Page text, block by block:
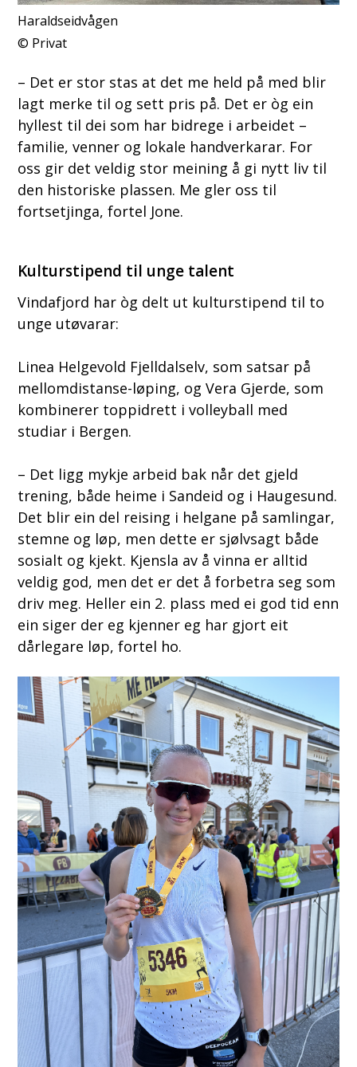
Haraldseidvågen
Privat
– Det er stor stas at det me held på med blir
lagt merke til og sett pris på. Det er òg ein
hyllest til dei som har bidrege i arbeidet –
familie, venner og lokale handverkarar. For
oss gir det veldig stor meining å gi nytt liv til
den historiske plassen. Me gler oss til
fortsetjinga, fortel Jone.
Kulturstipend til unge talent
Vindafjord har òg delt ut kulturstipend til to
unge utøvarar:
Linea Helgevold Fjelldalselv, som satsar på
mellomdistanse-løping, og Vera Gjerde, som
kombinerer toppidrett i volleyball med
studiar i Bergen.
– Det ligg mykje arbeid bak når det gjeld
trening, både heime i Sandeid og i Haugesund.
Det blir ein del reising i helgane på samlingar,
stemne og løp, men dette er sjølvsagt både
sosialt og kjekt. Kjensla av å vinna er alltid
veldig god, men det er det å forbetra seg som
driv meg. Heller ein 2. plass med ei god tid enn
ein siger der eg kjenner eg har gjort eit
dårlegare løp, fortel ho.